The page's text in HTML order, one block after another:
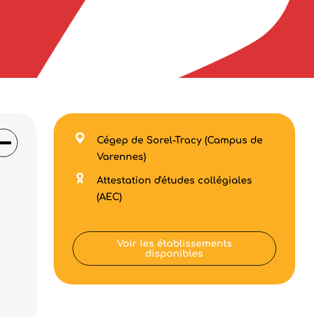
Cégep de Sorel-Tracy (Campus de
Varennes)
Attestation d'études collégiales
(AEC)
Voir les établissements
disponibles